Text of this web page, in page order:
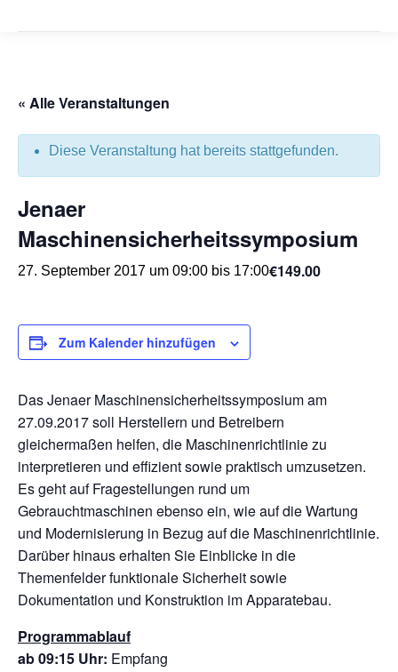
« Alle Veranstaltungen
Diese Veranstaltung hat bereits stattgefunden.
Jenaer
Maschinensicherheitssymposium
27. September 2017 um 09:00 bis 17:00€149.00
Das Jenaer Maschinensicherheitssymposium am
27.09.2017 soll Herstellern und Betreibern
gleichermaßen helfen, die Maschinenrichtlinie zu
interpretieren und effizient sowie praktisch umzusetzen.
Es geht auf Fragestellungen rund um
Gebrauchtmaschinen ebenso ein, wie auf die Wartung
und Modernisierung in Bezug auf die Maschinenrichtlinie.
Darüber hinaus erhalten Sie Einblicke in die
Themenfelder funktionale Sicherheit sowie
Dokumentation und Konstruktion im Apparatebau.
Programmablauf
ab 09:15 Uhr: Empfang
Zum Kalender hinzufügen